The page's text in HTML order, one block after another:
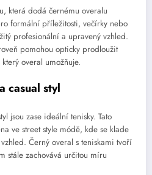
která dodá černému overalu
formální příležitosti, večírky nebo
profesionální a upravený vzhled.
pomohou opticky prodloužit
overal umožňuje.
casual styl
jsou zase ideální tenisky. Tato
ve street style módě, kde se klade
Černý overal s teniskami tvoří
stále zachovává určitou míru